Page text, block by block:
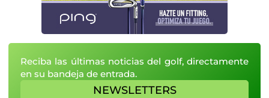
Reciba las últimas noticias del golf, directamente
en su bandeja de entrada.
NEWSLETTERS